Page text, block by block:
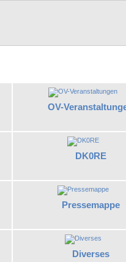
OV-
DK0RE
Pressemappe
Diverses